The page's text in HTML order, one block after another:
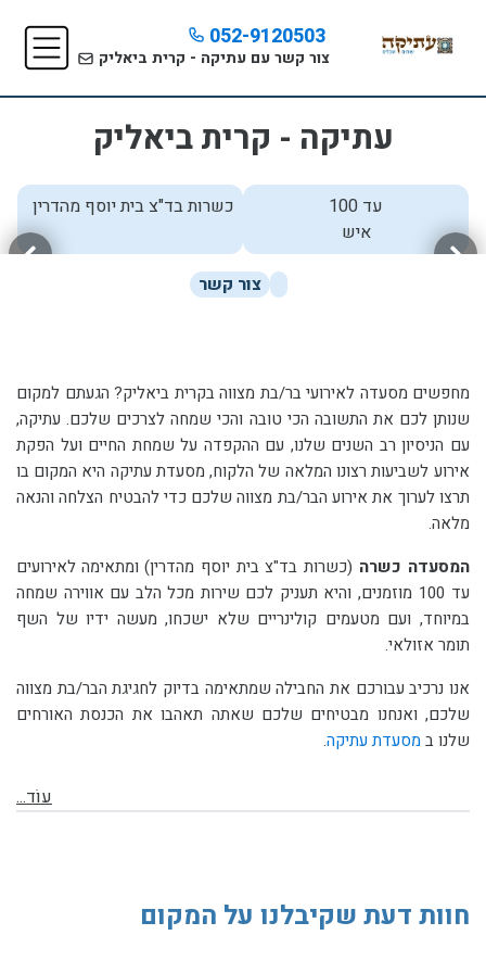
052-9120503
צור קשר עם עתיקה - קרית ביאליק
עתיקה - קרית ביאליק
עד 100
איש
כשרות בד"צ בית יוסף מהדרין
צור קשר
מחפשים מסעדה לאירועי בר/בת מצווה בקרית ביאליק? הגעתם למקום
שנותן לכם את התשובה הכי טובה והכי שמחה לצרכים שלכם. עתיקה,
עם הניסיון רב השנים שלנו, עם ההקפדה על שמחת החיים ועל הפקת
אירוע לשביעות רצונו המלאה של הלקוח, מסעדת עתיקה היא המקום בו
תרצו לערוך את אירוע הבר/בת מצווה שלכם כדי להבטיח הצלחה והנאה
מלאה.
המסעדה כשרה (כשרות בד"צ בית יוסף מהדרין) ומתאימה לאירועים
עד 100 מוזמנים
, והיא תעניק לכם שירות מכל הלב עם אווירה שמחה
במיוחד, ועם מטעמים קולינריים שלא ישכחו, מעשה ידיו של השף
תומר אזולאי.
אנו נרכיב עבורכם את החבילה שמתאימה בדיוק לחגיגת הבר/בת מצווה
שלכם, ואנחנו מבטיחים שלכם שאתה תאהבו את הכנסת האורחים
שלנו במסעדת עתיקה.
עוֹד...
חוות דעת שקיבלנו על המקום